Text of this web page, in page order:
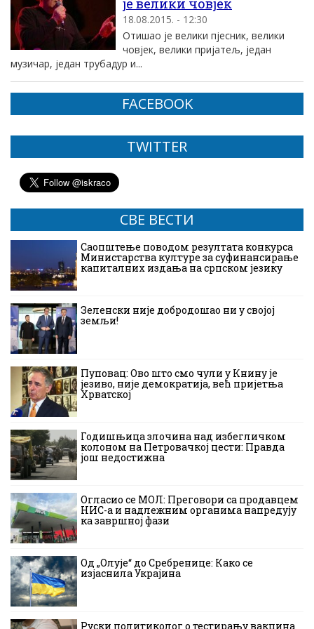
је велики човjек
18.08.2015. - 12:30
Отишао је велики пjесник, велики
човjек, велики пријатељ, један
музичар, један трубадур и...
FACEBOOK
TWITTER
СВЕ ВЕСТИ
Саопштење поводом резултата конкурса
Министарства културе за суфинансирање
капиталних издања на српском језику
Зеленски није добродошао ни у својој
земљи!
Пуповац: Ово што смо чули у Книну је
језиво, није демократија, већ пријетња
Хрватској
Годишњица злочина над избегличком
колоном на Петровачкој цести: Правда
још недостижна
Огласио се МОЛ: Преговори са продавцем
НИС-а и надлежним органима напредују
ка завршној фази
Од „Олује“ до Сребренице: Како се
изјаснила Украјина
Руски политиколог о тестирању вакцина